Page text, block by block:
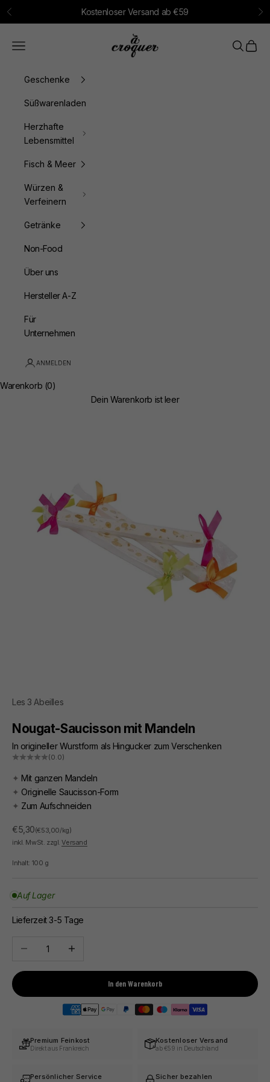
Zum Inhalt springen
Zurück Kostenloser Versand ab €59
à croquer
Menü Suchen
Geschenke
Süßwarenladen
Herzhafte
Lebensmittel
Fisch & Meer
Würzen &
Verfeinern
Getränke
Non-Food
Über uns
Hersteller A-Z
Für
Unternehmen
ANMELDEN
Warenkorb (0)
Dein Warenkorb ist leer
Les 3 Abeilles
Nougat-Saucisson mit Mandeln
In origineller Wurstform als Hingucker zum Verschenken
(0.0)
✦ Mit ganzen Mandeln
✦ Originelle Saucisson-Form
✦ Zum Aufschneiden
Angebot
€5,30(€53,00/kg)
inkl. MwSt. zzgl.Versand
Inhalt: 100 g
Auf Lager
Lieferzeit 3-5 Tage
Anzahl verringernAnzahl erhöhen
In den Warenkorb
Premium Feinkost
Direkt aus Frankreich
Kostenloser Versand
ab €59 in Deutschland
Persönlicher Service Sicher bezahlen